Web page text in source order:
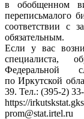
в обобщенном
переписьмалого
соответствии с
обязательным.
Если у вас
специалиста,
Федеральной
по Иркутской
39. Тел.: (395-2)
https://
prom@stat.irtel.ru